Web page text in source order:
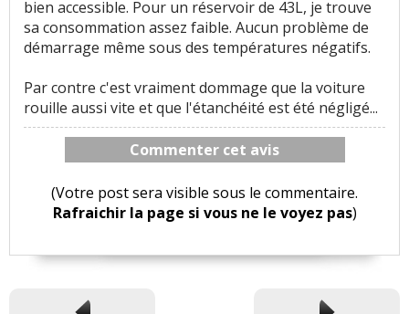
bien accessible. Pour un réservoir de 43L, je trouve
sa consommation assez faible. Aucun problème de
démarrage même sous des températures négatifs.
Par contre c'est vraiment dommage que la voiture
rouille aussi vite et que l'étanchéité est été négligé...
Commenter cet avis
(Votre post sera visible sous le commentaire.
Rafraichir la page si vous ne le voyez pas)